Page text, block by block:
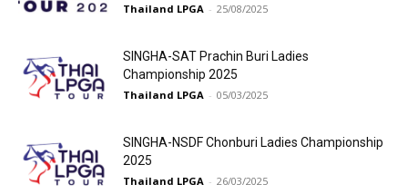
Thailand LPGA - 25/08/2025
SINGHA-SAT Prachin Buri Ladies
Championship 2025
Thailand LPGA - 05/03/2025
SINGHA-NSDF Chonburi Ladies Championship
2025
Thailand LPGA - 26/03/2025